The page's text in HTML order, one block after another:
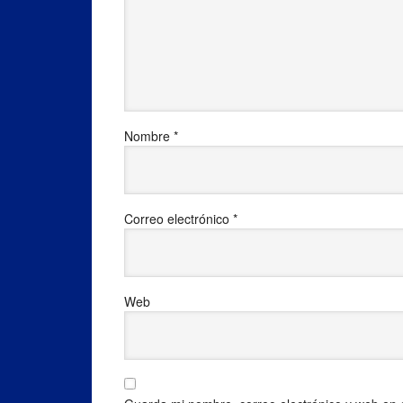
Nombre *
Correo electrónico *
Web